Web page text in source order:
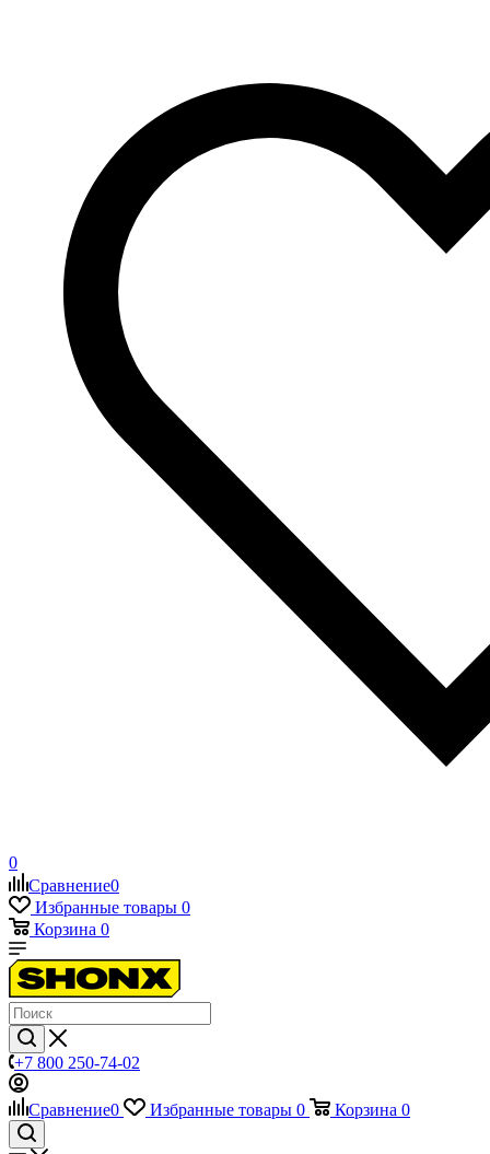
0
Сравнение0
Избранные товары 0
Корзина 0
+7 800 250-74-02
Сравнение0 Избранные товары 0 Корзина 0